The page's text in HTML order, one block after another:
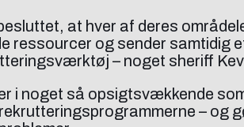
at hver af deres
ressourcer og sender samtidig
– noget sheriff
i noget så opsigtsvækkende
– og